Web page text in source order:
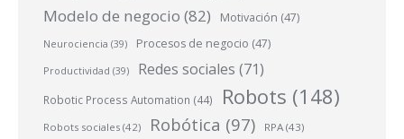
Modelo de negocio (82) Motivación (47)
Neurociencia (39) Procesos de negocio (47)
Productividad (39) Redes sociales (71)
Robotic Process Automation (44) Robots (148)
Robots sociales (42) Robótica (97) RPA (43)